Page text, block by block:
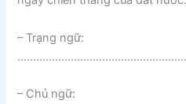
– Trạng ngữ:
– Chủ ngữ: